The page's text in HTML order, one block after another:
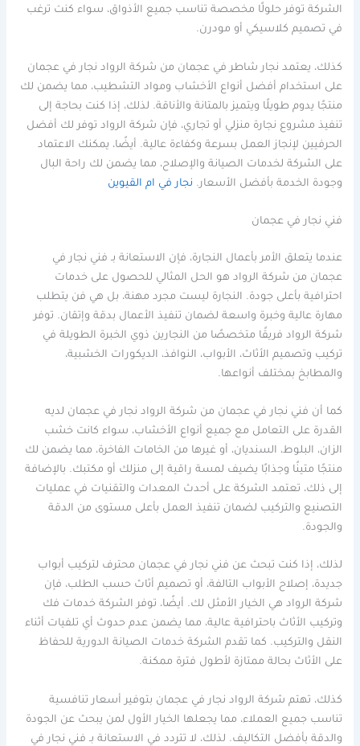
الشركة توفر حلولًا مخصصة تناسب جميع الأذواق، سواء كنت ترغب
في تصميم كلاسيكي أو مودرن.
كذلك، يعتمد نجار شاطر في عجمان من شركة الرواد نجار في عجمان
على استخدام أفضل أنواع الأخشاب ومواد التشطيب، مما يضمن لك
منتجًا يدوم طويلًا ويتميز بالمتانة والأناقة. لذلك، إذا كنت بحاجة إلى
تنفيذ مشروع نجارة منزلي أو تجاري، فإن شركة الرواد توفر لك أفضل
الحرفيين لإنجاز العمل بسرعة وكفاءة عالية. أيضًا، يمكنك الاعتماد
على الشركة لخدمات الصيانة والإصلاح، مما يضمن لك راحة البال
وجودة الخدمة بأفضل الأسعار. نجار في ام القيوين
فني نجار في عجمان
عندما يتعلق الأمر بأعمال النجارة، فإن الاستعانة بـ فني نجار في
عجمان من شركة الرواد هو الحل المثالي للحصول على خدمات
احترافية بأعلى جودة. النجارة ليست مجرد مهنة، بل هي فن يتطلب
مهارة عالية وخبرة واسعة لضمان تنفيذ الأعمال بدقة وإتقان. توفر
شركة الرواد فريقًا متخصصًا من النجارين ذوي الخبرة الطويلة في
تركيب وتصميم الأثاث، الأبواب، النوافذ، الديكورات الخشبية،
والمطابخ بمختلف أنواعها.
كما أن فني نجار في عجمان من شركة الرواد نجار في عجمان لديه
القدرة على التعامل مع جميع أنواع الأخشاب، سواء كانت خشب
الزان، البلوط، السنديان، أو غيرها من الخامات الفاخرة، مما يضمن لك
منتجًا متينًا وجذابًا يضيف لمسة راقية إلى منزلك أو مكتبك. بالإضافة
إلى ذلك، تعتمد الشركة على أحدث المعدات والتقنيات في عمليات
التصنيع والتركيب لضمان تنفيذ العمل بأعلى مستوى من الدقة
والجودة.
لذلك، إذا كنت تبحث عن فني نجار في عجمان محترف لتركيب أبواب
جديدة، إصلاح الأبواب التالفة، أو تصميم أثاث حسب الطلب، فإن
شركة الرواد هي الخيار الأمثل لك. أيضًا، توفر الشركة خدمات فك
وتركيب الأثاث باحترافية عالية، مما يضمن عدم حدوث أي تلفيات أثناء
النقل والتركيب. كما تقدم الشركة خدمات الصيانة الدورية للحفاظ
على الأثاث بحالة ممتازة لأطول فترة ممكنة.
كذلك، تهتم شركة الرواد نجار في عجمان بتوفير أسعار تنافسية
تناسب جميع العملاء، مما يجعلها الخيار الأول لمن يبحث عن الجودة
والدقة بأفضل التكاليف. لذلك، لا تتردد في الاستعانة بـ فني نجار في